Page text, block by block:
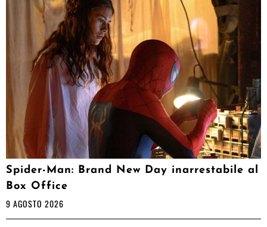
Spider-Man: Brand New Day inarrestabile al
Box Office
9 AGOSTO 2026